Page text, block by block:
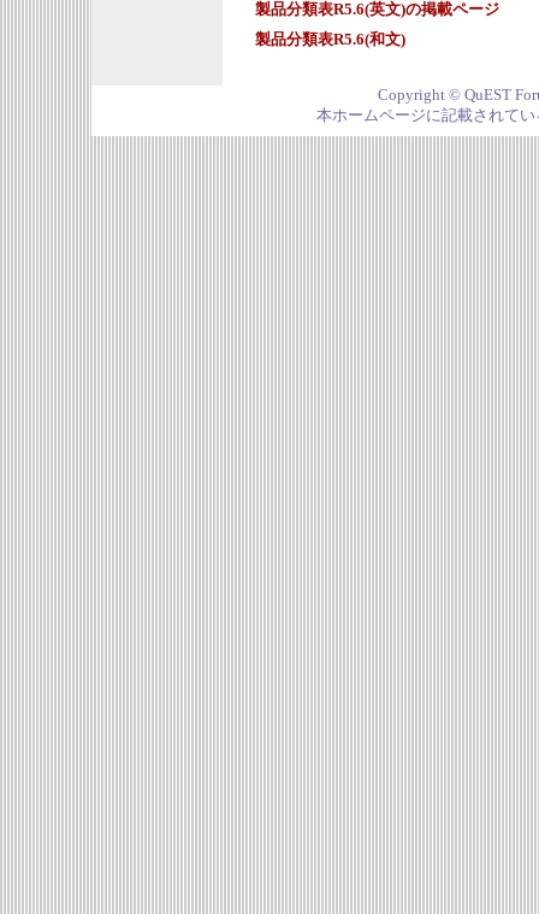
製品分類表R5.6(英文)の掲載ページ
製品分類表R5.6(和文)
Copyright © QuEST
本ホームページに記載されて